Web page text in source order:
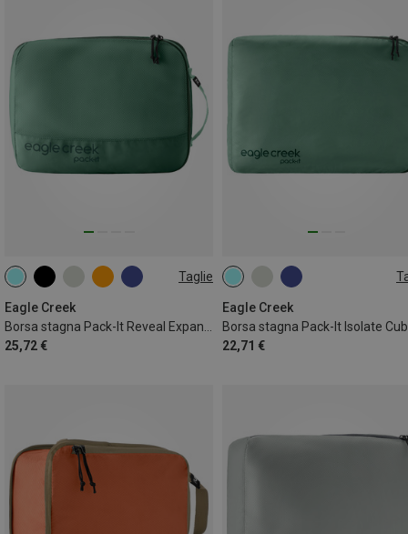
Taglie
Eagle Creek
Borsa stagna Pack-It Reveal Expansion Cube M
25,72 €
7L | M
Eagle Creek
Borsa stagna Pack-It Isolate
22,71 €
12L | L